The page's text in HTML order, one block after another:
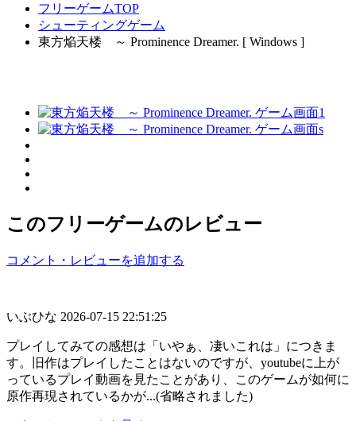
フリーゲームTOP
シューティングゲーム
東方焔天楼 ～ Prominence Dreamer. [ Windows ]
このフリーゲームのレビュー
コメント・レビューを追加する
いぶひな 2026-07-15 22:51:25
プレイしてみての感想は「いやぁ、凄いこれは」につきま
す。旧作はプレイしたことはないのですが、youtubeに上が
っているプレイ動画を見たことがあり、このゲームが如何に
原作再現されているかが...(省略されました)